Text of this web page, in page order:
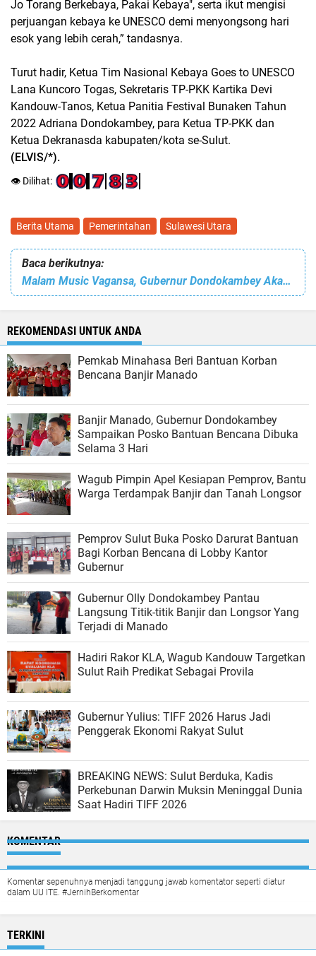
Jo Torang Berkebaya, Pakai Kebaya", serta ikut mengisi
perjuangan kebaya ke UNESCO demi menyongsong hari
esok yang lebih cerah,” tandasnya.
Turut hadir, Ketua Tim Nasional Kebaya Goes to UNESCO
Lana Kuncoro Togas, Sekretaris TP-PKK Kartika Devi
Kandouw-Tanos, Ketua Panitia Festival Bunaken Tahun
2022 Adriana Dondokambey, para Ketua TP-PKK dan
Ketua Dekranasda kabupaten/kota se-Sulut.
(ELVIS/*).
👁️ Dilihat:
Berita Utama Pemerintahan Sulawesi Utara
Baca berikutnya:
Malam Music Vagansa, Gubernur Dondokambey Akan Hadirkan K-Pop di Kota Manado
REKOMENDASI UNTUK ANDA
Pemkab Minahasa Beri Bantuan Korban
Bencana Banjir Manado
Banjir Manado, Gubernur Dondokambey
Sampaikan Posko Bantuan Bencana Dibuka
Selama 3 Hari
Wagub Pimpin Apel Kesiapan Pemprov, Bantu
Warga Terdampak Banjir dan Tanah Longsor
Pemprov Sulut Buka Posko Darurat Bantuan
Bagi Korban Bencana di Lobby Kantor
Gubernur
Gubernur Olly Dondokambey Pantau
Langsung Titik-titik Banjir dan Longsor Yang
Terjadi di Manado
Hadiri Rakor KLA, Wagub Kandouw Targetkan
Sulut Raih Predikat Sebagai Provila
Gubernur Yulius: TIFF 2026 Harus Jadi
Penggerak Ekonomi Rakyat Sulut
BREAKING NEWS: Sulut Berduka, Kadis
Perkebunan Darwin Muksin Meninggal Dunia
Saat Hadiri TIFF 2026
KOMENTAR
Komentar sepenuhnya menjadi tanggung jawab komentator seperti diatur
dalam UU ITE. #JernihBerkomentar
TERKINI